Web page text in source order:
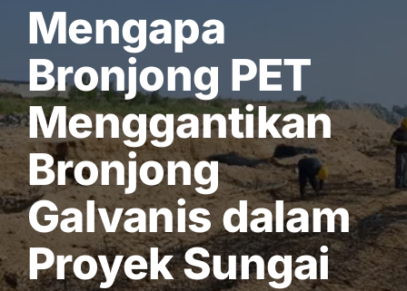
Mengapa
Bronjong PET
Menggantikan
Bronjong
Galvanis dalam
Proyek Sungai